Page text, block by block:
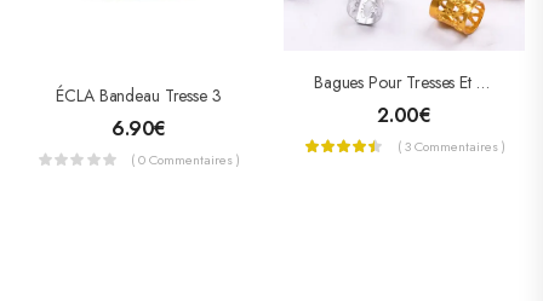
ÉCLA Bandeau Tresse 3
6.90€
( 0 Commentaires )
Bagues Pour Tresses Et Locks (grandes Et Petites)
2.00€
( 3 Commentaires )